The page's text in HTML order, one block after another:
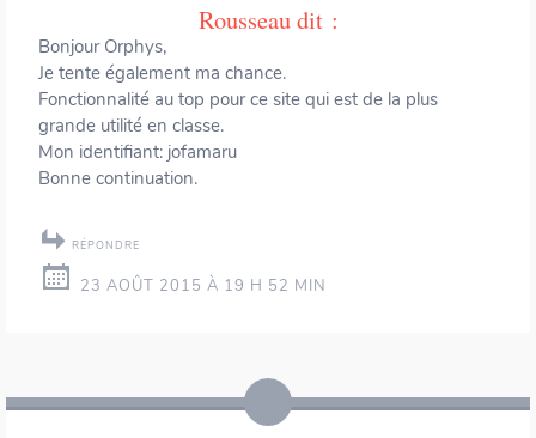
Rousseaudit :
Bonjour Orphys,
Je tente également ma chance.
Fonctionnalité au top pour ce site qui est de la plus
grande utilité en classe.
Mon identifiant: jofamaru
Bonne continuation.
RÉPONDRE
23 AOÛT 2015 À 19 H 52 MIN